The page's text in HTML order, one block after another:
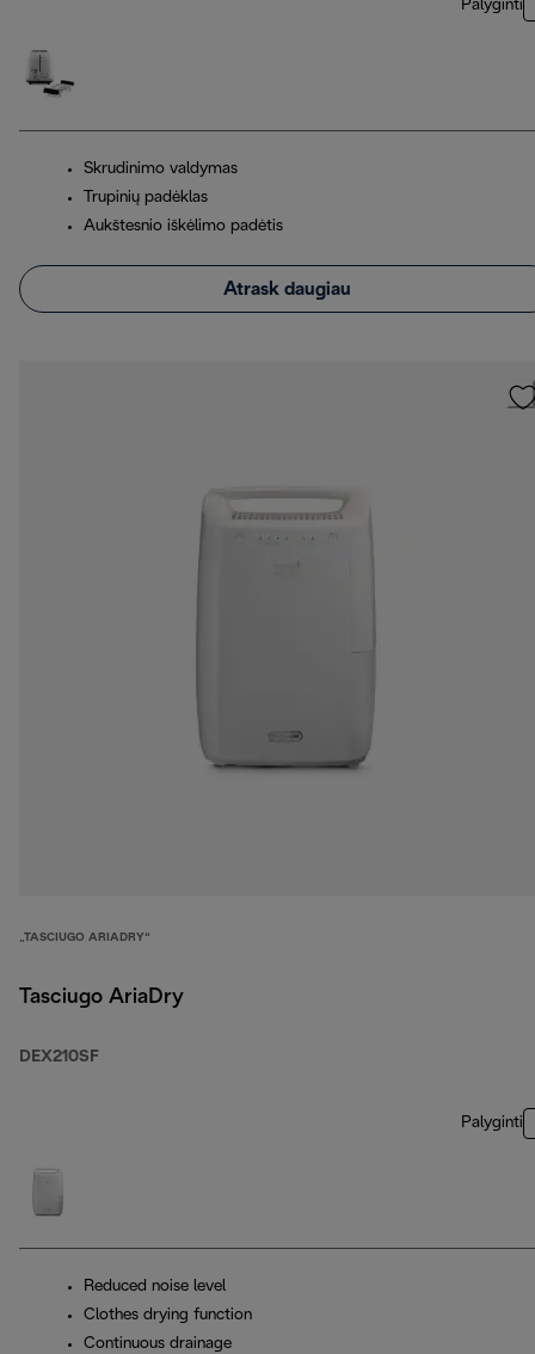
Palyginti
Skrudinimo valdymas
Trupinių padėklas
Aukštesnio iškėlimo padėtis
Atrask daugiau
„TASCIUGO ARIADRY“
Tasciugo AriaDry
DEX210SF
Palyginti
Reduced noise level
Clothes drying function
Continuous drainage